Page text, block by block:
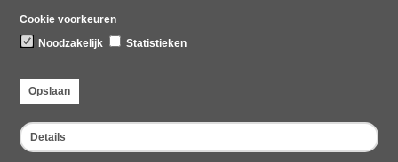
Cookie voorkeuren
Noodzakelijk
Statistieken
Opslaan
Details
Dampten 2, 1624 NR Hoorn
Postadres
Postbus 2095, 1620 EB Hoorn